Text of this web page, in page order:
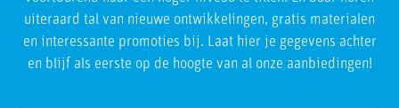
uiteraard tal van nieuwe ontwikkelingen, gratis materialen
en interessante promoties bij. Laat hier je gegevens achter
en blijf als eerste op de hoogte van al onze aanbiedingen!